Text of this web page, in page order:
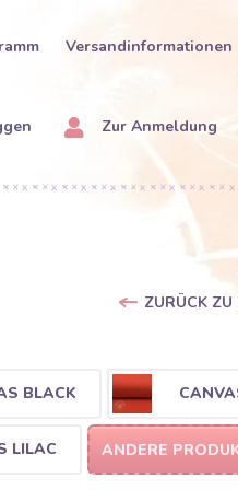
Versandinformationen
Zur Anmeldung
ZURÜCK ZU
BLACK
LILAC ANDERE